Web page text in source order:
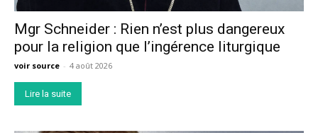
Mgr Schneider : Rien n’est plus dangereux
pour la religion que l’ingérence liturgique
voir source - 4 août 2026
Lire la suite